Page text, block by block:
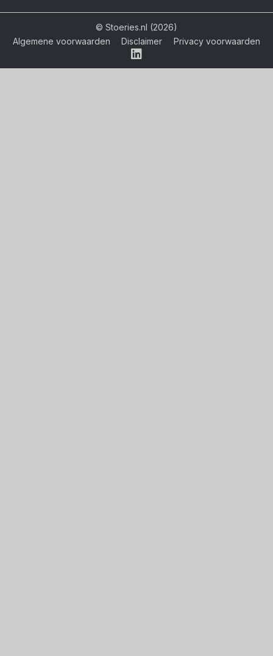
© Stoeries.nl (2026)
Algemene voorwaarden
Disclaimer Privacy voorwaarden